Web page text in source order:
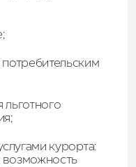
курорта:
возможность